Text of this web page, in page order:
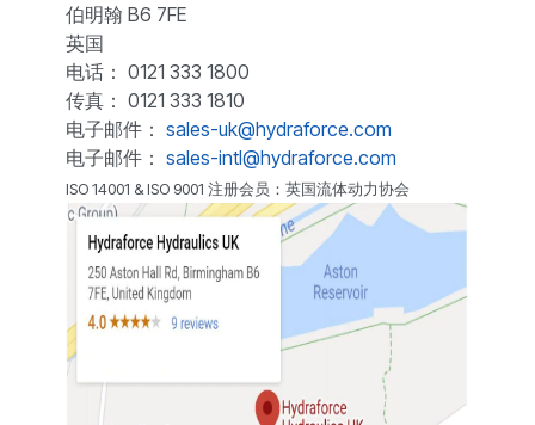
伯明翰 B6 7FE
英国
电话： 0121 333 1800
传真： 0121 333 1810
电子邮件： sales-uk@hydraforce.com
电子邮件： sales-intl@hydraforce.com
ISO 14001 & ISO 9001 注册会员：英国流体动力协会